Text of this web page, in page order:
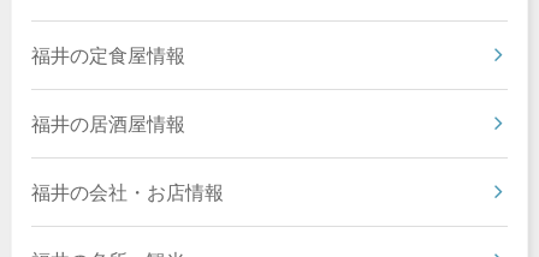
福井の定食屋情報
福井の居酒屋情報
福井の会社・お店情報